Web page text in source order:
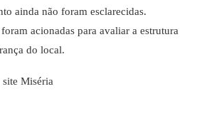
ainda não foram esclarecidas.
acionadas para avaliar a estrutura
do local.
Miséria